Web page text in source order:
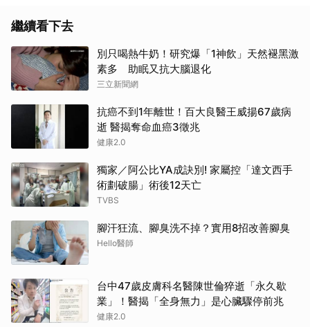
繼續看下去
別只喝熱牛奶！研究爆「1神飲」天然褪黑激
素多 助眠又抗大腦退化
三立新聞網
抗癌不到1年離世！百大良醫王威揚67歲病
逝 醫揭奪命血癌3徵兆
健康2.0
獨家／阿公比YA成訣別! 家屬控「達文西手
術劃破腸」術後12天亡
TVBS
腳汗狂流、腳臭洗不掉？實用8招改善腳臭
Hello醫師
台中47歲皮膚科名醫陳世倫猝逝「永久歇
業」！醫揭「全身無力」是心臟驟停前兆
健康2.0